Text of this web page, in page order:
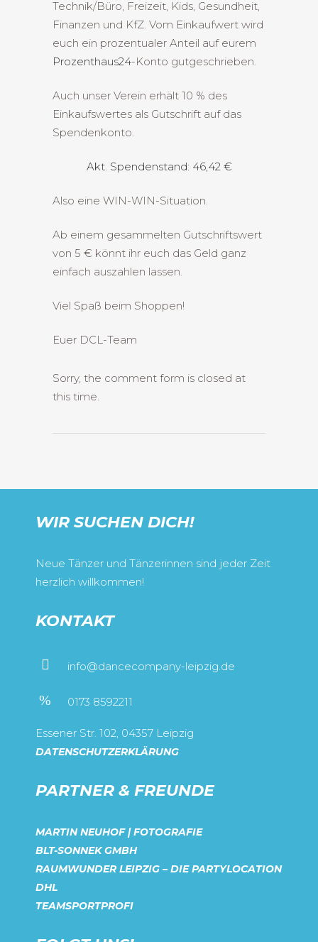
Technik/Büro, Freizeit, Kids, Gesundheit,
Finanzen und KfZ. Vom Einkaufwert wird
euch ein prozentualer Anteil auf eurem
Prozenthaus24-Konto gutgeschrieben.
Auch unser Verein erhält 10 % des
Einkaufswertes als Gutschrift auf das
Spendenkonto.
Akt. Spendenstand: 46,42 €
Also eine WIN-WIN-Situation.
Ab einem gesammelten Gutschriftswert
von 5 € könnt ihr euch das Geld ganz
einfach auszahlen lassen.
Viel Spaß beim Shoppen!
Euer DCL-Team
Sorry, the comment form is closed at
this time.
WIR SUCHEN DICH!
Neue Tänzer und Tänzerinnen sind jeder Zeit
herzlich willkommen!
KONTAKT
info@dancecompany-leipzig.de
0173 8592211
Essener Str. 102, 04357 Leipzig
DATENSCHUTZERKLÄRUNG
PARTNER & FREUNDE
MARTIN NEUHOF | FOTOGRAFIE
BLT-SONNEK GMBH
RAUMWUNDER LEIPZIG – DIE PARTYLOCATION
DHL
TEAMSPORTPROFI